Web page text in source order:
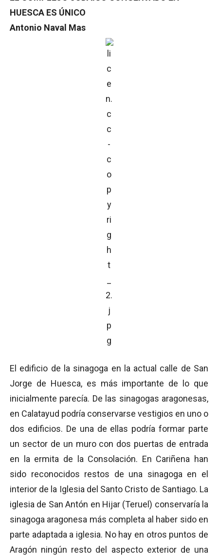
HUESCA ES ÚNICO
Antonio Naval Mas
El edificio de la sinagoga en la actual calle de San
Jorge de Huesca, es más importante de lo que
inicialmente parecía. De las sinagogas aragonesas,
en Calatayud podría conservarse vestigios en uno o
dos edificios. De una de ellas podría formar parte
un sector de un muro con dos puertas de entrada
en la ermita de la Consolación. En Cariñena han
sido reconocidos restos de una sinagoga en el
interior de la Iglesia del Santo Cristo de Santiago. La
iglesia de San Antón en Hijar (Teruel) conservaría la
sinagoga aragonesa más completa al haber sido en
parte adaptada a iglesia. No hay en otros puntos de
Aragón ningún resto del aspecto exterior de una